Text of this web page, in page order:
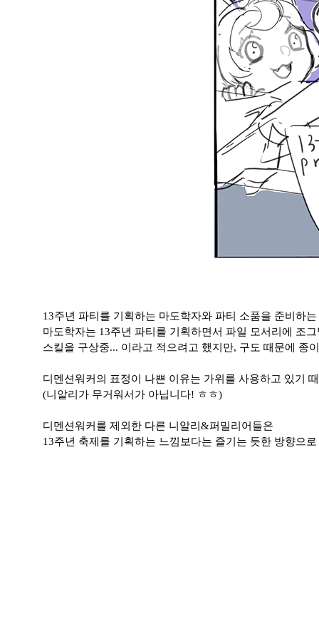
13주년 파티를 기획하는 마도학자와 파티 소품을 준비하
마도학자는 13주년 파티를 기획하면서 파일 모서리에 조
스킬을 구상중... 이라고 적으려고 했지만, 구도 때문에 종
디멘션워커의 표정이 나쁜 이유는 가위를 사용하고 있기
(니알리가 무거워서가 아닙니다! ㅎㅎ)
디멘션워커를 제외한 다른 니알리&퍼밀리어들은
13주년 축제를 기획하는 느낌보다는 즐기는 듯한 방향으